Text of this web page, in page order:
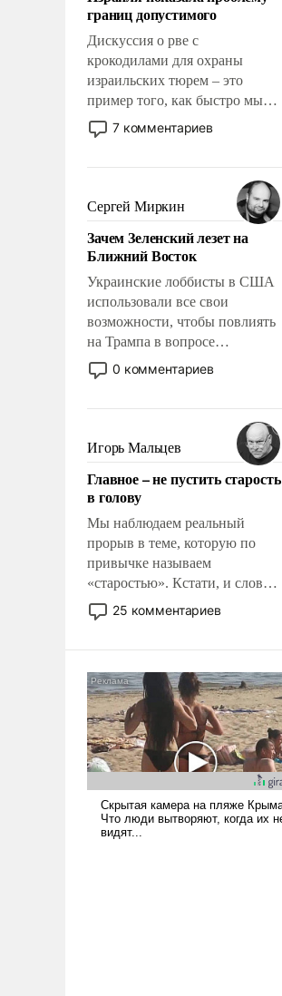
границ допустимого
Дискуссия о рве с
крокодилами для охраны
израильских тюрем – это
пример того, как быстро мы
двигаемся по пути
революционных изменений.
псевдонаучной фантастики,
стало всерьез обсуждаемой
идеей.
7 комментариев
Сергей Миркин
Зачем Зеленский лезет на
Ближний Восток
Украинские лоббисты в США
использовали все свои
возможности, чтобы повлиять
на Трампа в вопросе
предоставления вооружений
своим нанимателям. Вероятно,
консультирует Киев, пришла в
голову мысль: хорошо бы
продемонстрировать, что
Украина вступила в
вооруженное противостояние
с Ираном.
0 комментариев
Игорь Мальцев
Главное – не пустить старость
в голову
Мы наблюдаем реальный
прорыв в теме, которую по
привычке называем
«старостью». Кстати, и слово-
то это уже стараются не
использовать – так же, как
что оно уже несет негативные
коннотации.
25 комментариев